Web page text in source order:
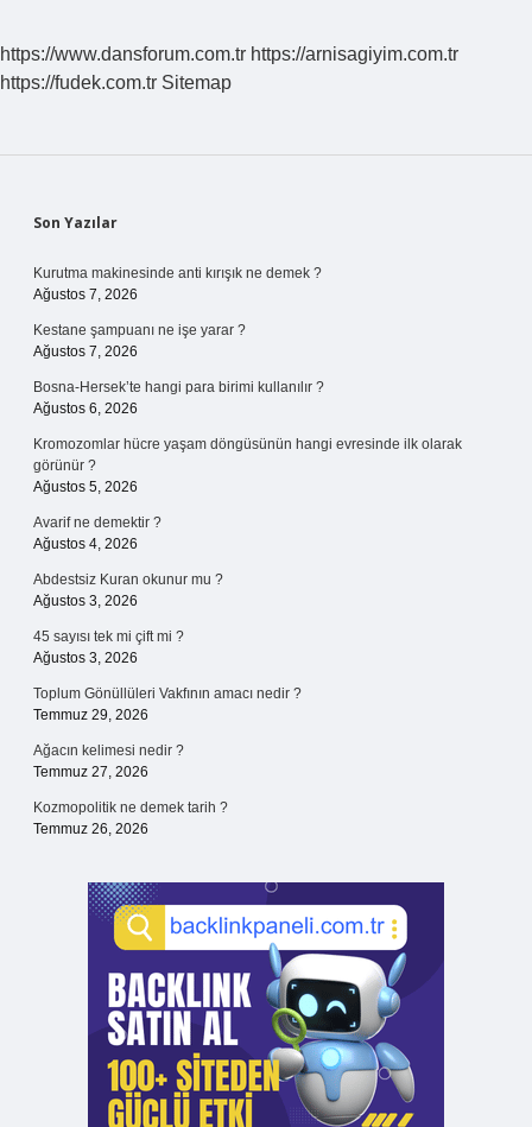
https://www.dansforum.com.tr https://arnisagiyim.com.tr
https://fudek.com.tr Sitemap
Sidebar
Son Yazılar
Kurutma makinesinde anti kırışık ne demek ?
Ağustos 7, 2026
Kestane şampuanı ne işe yarar ?
Ağustos 7, 2026
Bosna-Hersek’te hangi para birimi kullanılır ?
Ağustos 6, 2026
Kromozomlar hücre yaşam döngüsünün hangi evresinde ilk olarak
görünür ?
Ağustos 5, 2026
Avarif ne demektir ?
Ağustos 4, 2026
Abdestsiz Kuran okunur mu ?
Ağustos 3, 2026
45 sayısı tek mi çift mi ?
Ağustos 3, 2026
Toplum Gönüllüleri Vakfının amacı nedir ?
Temmuz 29, 2026
Ağacın kelimesi nedir ?
Temmuz 27, 2026
Kozmopolitik ne demek tarih ?
Temmuz 26, 2026